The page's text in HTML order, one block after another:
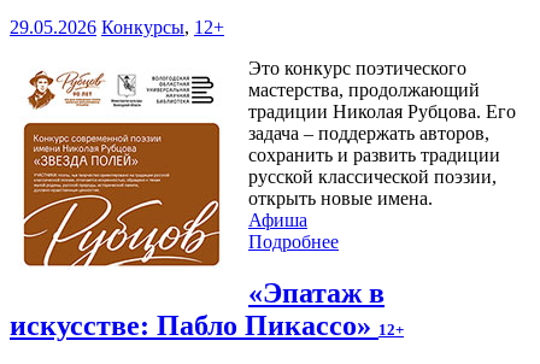
29.05.2026 Конкурсы, 12+
Это конкурс поэтического
мастерства, продолжающий
традиции Николая Рубцова. Его
задача – поддержать авторов,
сохранить и развить традиции
русской классической поэзии,
открыть новые имена.
Афиша
Подробнее
«Эпатаж в
искусстве: Пабло Пикассо» 12+